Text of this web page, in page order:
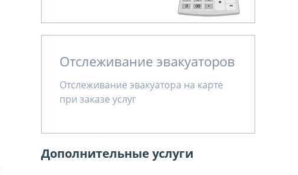
Отслеживание эвакуаторов
Отслеживание эвакуатора на карте
при заказе услуг
Дополнительные услуги